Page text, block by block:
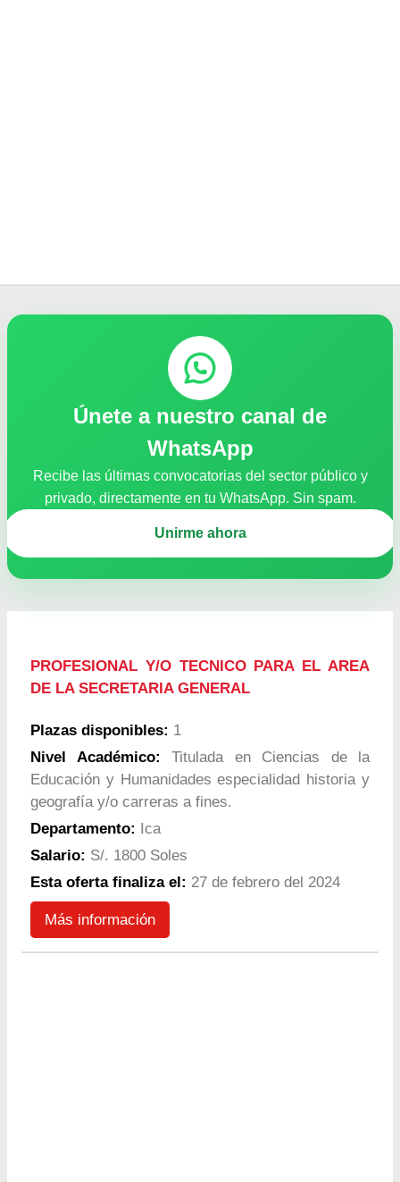
Únete a nuestro canal de
WhatsApp
Recibe las últimas convocatorias del sector público y
privado, directamente en tu WhatsApp. Sin spam.
Unirme ahora
PROFESIONAL Y/O TECNICO PARA EL AREA
DE LA SECRETARIA GENERAL
Plazas disponibles: 1
Nivel Académico: Titulada en Ciencias de la
Educación y Humanidades especialidad historia y
geografía y/o carreras a fines.
Departamento: Ica
Salario: S/. 1800 Soles
Esta oferta finaliza el: 27 de febrero del 2024
Más información